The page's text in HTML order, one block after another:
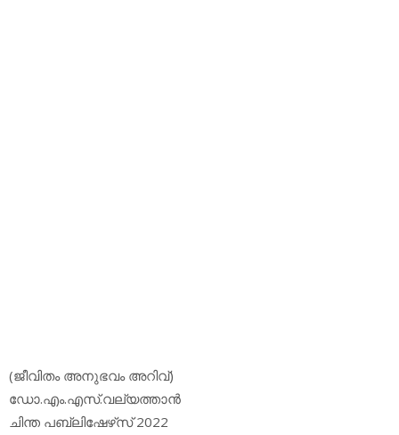
(ജീവിതം അനുഭവം അറിവ്)
ഡോ.എം.എസ്.വല്യത്താന്‍
ചിന്ത പബ്ലിഷേഴ്‌സ് 2022